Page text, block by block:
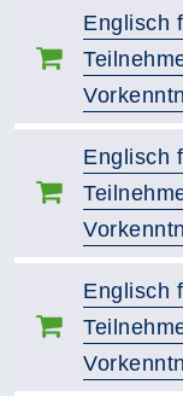
Englisch
Englisch
Englisch